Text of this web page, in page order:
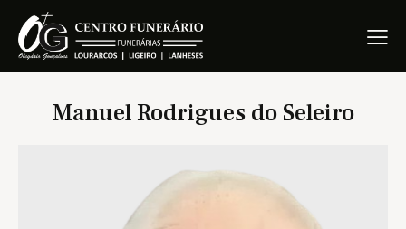
Manuel Rodrigues do Seleiro